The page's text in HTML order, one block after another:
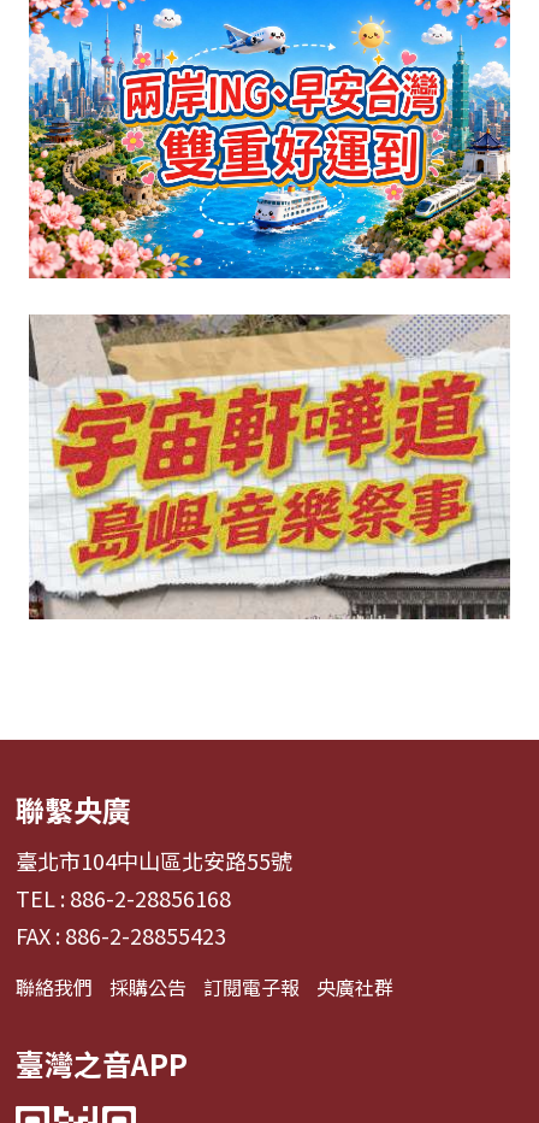
聯繫央廣
臺北市104中山區北安路55號
TEL : 886-2-28856168
FAX : 886-2-28855423
聯絡我們 採購公告 訂閱電子報 央廣社群
臺灣之音APP